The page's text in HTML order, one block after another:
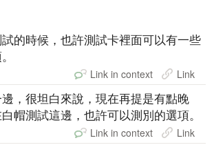
的時候，也許測試卡裡面可以有一些
Link in context Link
，很坦白來說，現在再提是有點晚
帽測試這邊，也許可以測別的選項。
Link in context Link